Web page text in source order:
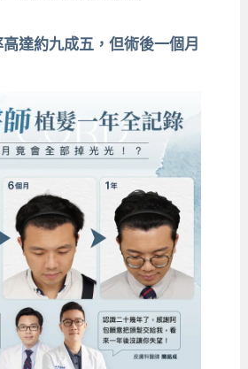
達約九成五，但術後一個月